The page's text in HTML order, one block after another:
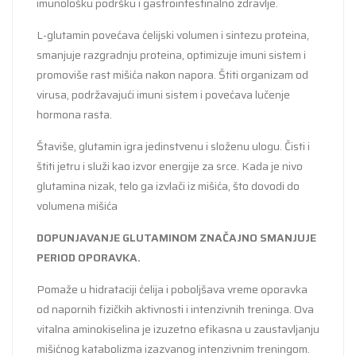
L-glutamin povećava ćelijski volumen i sintezu proteina,
smanjuje razgradnju proteina, optimizuje imuni sistem i
promoviše rast mišića nakon napora. Štiti organizam od
virusa, podržavajući imuni sistem i povećava lučenje
hormona rasta.
Štaviše, glutamin igra jedinstvenu i složenu ulogu. Čisti i
štiti jetru i služi kao izvor energije za srce. Kada je nivo
glutamina nizak, telo ga izvlači iz mišića, što dovodi do
volumena mišića
DOPUNJAVANJE GLUTAMINOM ZNAČAJNO SMANJUJE
PERIOD OPORAVKA.
Pomaže u hidrataciji ćelija i poboljšava vreme oporavka
od napornih fizičkih aktivnosti i intenzivnih treninga. Ova
vitalna aminokiselina je izuzetno efikasna u zaustavljanju
mišićnog katabolizma izazvanog intenzivnim treningom.